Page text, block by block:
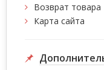
Возврат товара
Карта сайта